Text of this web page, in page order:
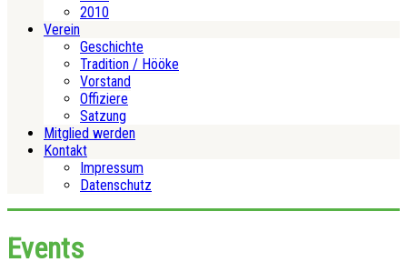
2010
Verein
Geschichte
Tradition / Hööke
Vorstand
Offiziere
Satzung
Mitglied werden
Kontakt
Impressum
Datenschutz
Events